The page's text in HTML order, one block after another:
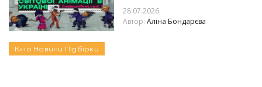
28.07.2026
Автор: Аліна Бондарєва
Кіно Новини Підбірки